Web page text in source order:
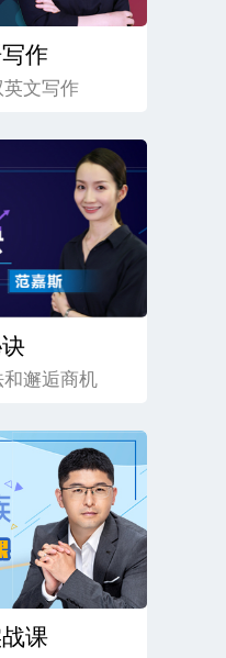
作
文写作
邂逅商机
课